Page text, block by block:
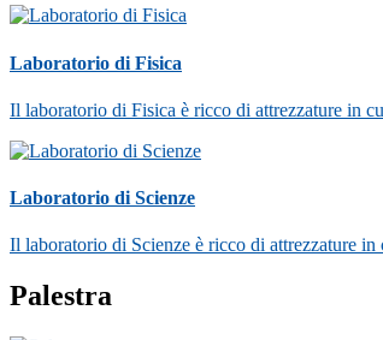
Laboratorio di Fisica
Il laboratorio di Fisica è ricco di attrezzature in
Laboratorio di Scienze
Il laboratorio di Scienze è ricco di attrezzature in
Palestra